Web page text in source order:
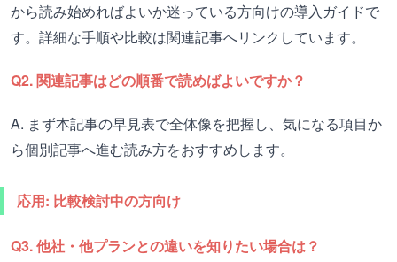
から読み始めればよいか迷っている方向けの導入ガイドで
す。詳細な手順や比較は関連記事へリンクしています。
Q2. 関連記事はどの順番で読めばよいですか？
A. まず本記事の早見表で全体像を把握し、気になる項目か
ら個別記事へ進む読み方をおすすめします。
応用: 比較検討中の方向け
Q3. 他社・他プランとの違いを知りたい場合は？